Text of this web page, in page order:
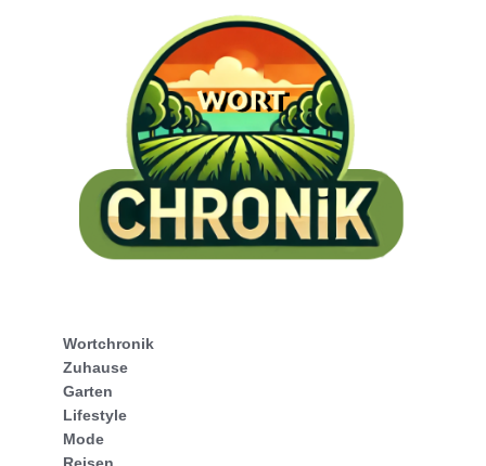
Wortchronik
Zuhause
Garten
Lifestyle
Mode